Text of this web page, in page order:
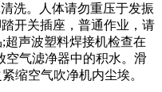
洗。人体请勿重压于发振
开关插座，普通作业，请
声波塑料焊接机检查在
空气滤净器中的积水。滑
缩空气吹净机内尘埃。